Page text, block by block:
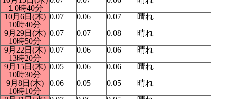
１0時40分
10月6日(木)
10時40分
0.07 0.06 0.07
晴れ
9月29日(木)
10時50分
0.07 0.07 0.08
晴れ
9月22日(木)
13時20分
0.07 0.06 0.06
晴れ
9月15日(木)
10時30分
0.05 0.06 0.06
晴れ
9月8日(木)
10時10分
0.06 0.05 0.05
晴れ